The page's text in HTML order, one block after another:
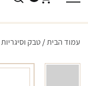
עמוד הבית/טבק וסיגריות